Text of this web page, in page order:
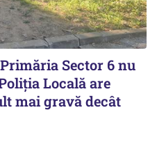
Sector 6 nu
Locală are
mai gravă decât